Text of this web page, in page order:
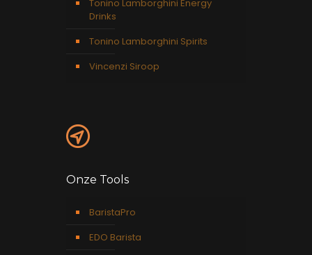
Tonino Lamborghini Energy
Drinks
Tonino Lamborghini Spirits
Vincenzi Siroop
Onze Tools
BaristaPro
EDO Barista